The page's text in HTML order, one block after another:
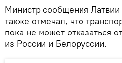
Министр сообщения
также отмечал, что
пока не может отказаться
из России и Белоруссии.